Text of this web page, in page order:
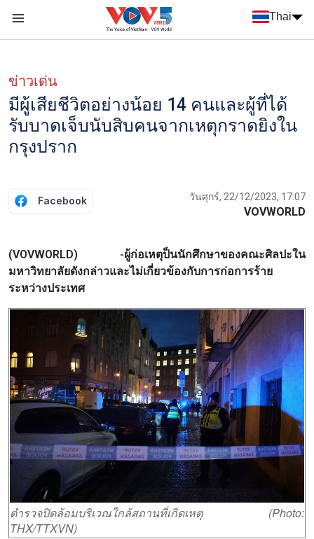
Thai
ข่าวเด่น
มีผู้เสียชีวิตอย่างน้อย 14 คนและผู้ที่ได้
รับบาดเจ็บนับสิบคนจากเหตุกราดยิงใน
กรุงปราก
Facebook วันศุกร์, 22/12/2023, 17:07
VOVWORLD
(VOVWORLD) -ผู้ก่อเหตุป็นนักศึกษาของคณะศิลปะใน
มหาวิทยาลัยดังกล่าวและไม่เกี่ยวข้องกับการก่อการร้าย
ระหว่างประเทศ
ตำรวจปิดล้อมบริเวณใกล้สถานที่เกิดเหตุ (Photo:
THX/TTXVN)